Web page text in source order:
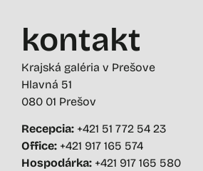
kontakt
Krajská galéria v Prešove
Hlavná 51
080 01 Prešov
Recepcia: +421 51 772 54 23
Office: +421 917 165 574
Hospodárka: +421 917 165 580